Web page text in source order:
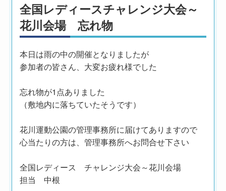
全国レディースチャレンジ大会～
花川会場 忘れ物
本日は雨の中の開催となりましたが
参加者の皆さん、大変お疲れ様でした
忘れ物が1点ありました
（敷地内に落ちていたそうです）
花川運動公園の管理事務所に届けてありますので
心当たりの方は、管理事務所へお問合せ下さい
全国レディース チャレンジ大会～花川会場
担当 中根